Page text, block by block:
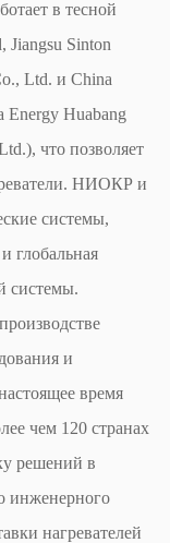
в тесной
Jiangsu Sinton
Ltd. и China
Energy Huabang
что позволяет
НИОКР и
системы,
глобальная
системы.
и
время
чем 120 странах
решений в
инженерного
нагревателей